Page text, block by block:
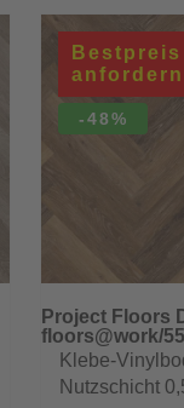
Bestpreis
anfordern
-48%
Project Floors
floors@work/55
Klebe-
Nutzschicht